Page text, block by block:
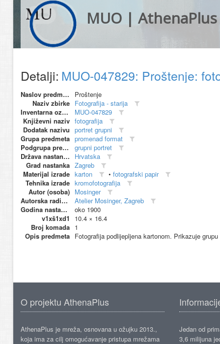
MUO | AthenaPlus
Detalji: MUO-047829: Proštenje:
Naslov predmeta
Proštenje
Naziv zbirke Fotografija - starija
Inventarna oznaka
MUO-047829
Književni naziv fotografija
Dodatak nazivu portret grupni
Grupa predmeta promenad format
Podgrupa predmeta
grupni portret
Država nastanka
Hrvatska
Grad nastanka Zagreb
Materijal izrade karton • fotografski papir
Tehnika izrade kromofotografija
Autor (osoba) Mosinger
Autorska radionica (proizvođač)
Atelier Mosinger, Zagreb
Godina nastanka
oko 1900
v1xš1xd1
10.4 × 16.4
Broj komada 1
Opis predmeta Fotografija podlijepljena kartonom. Prikazuje
O projektu AthenaPlus
AthenaPlus je mreža, osnovana u ožujku 2013.,
koja ima za cilj omogućavanje pristupa mrežama
Jedan od
3,6 milijuna